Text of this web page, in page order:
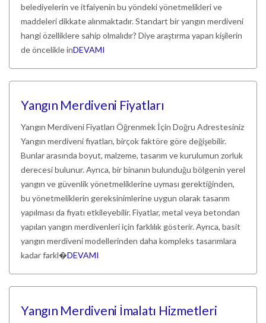
belediyelerin ve itfaiyenin bu yöndeki yönetmelikleri ve
maddeleri dikkate alınmaktadır. Standart bir yangın merdiveni
hangi özelliklere sahip olmalıdır? Diye araştırma yapan kişilerin
de öncelikle inDEVAMI
Yangın Merdiveni Fiyatları
Yangın Merdiveni Fiyatları Öğrenmek İçin Doğru Adrestesiniz
Yangın merdiveni fiyatları, birçok faktöre göre değişebilir.
Bunlar arasında boyut, malzeme, tasarım ve kurulumun zorluk
derecesi bulunur. Ayrıca, bir binanın bulunduğu bölgenin yerel
yangın ve güvenlik yönetmeliklerine uyması gerektiğinden,
bu yönetmeliklerin gereksinimlerine uygun olarak tasarım
yapılması da fiyatı etkileyebilir. Fiyatlar, metal veya betondan
yapılan yangın merdivenleri için farklılık gösterir. Ayrıca, basit
yangın merdiveni modellerinden daha kompleks tasarımlara
kadar farkl�DEVAMI
Yangın Merdiveni İmalatı Hizmetleri